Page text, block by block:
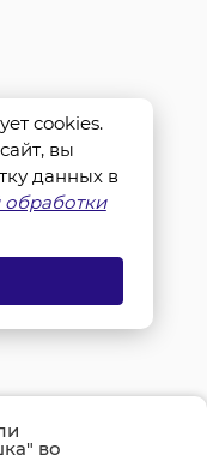
во
cookies.
вы
данных в